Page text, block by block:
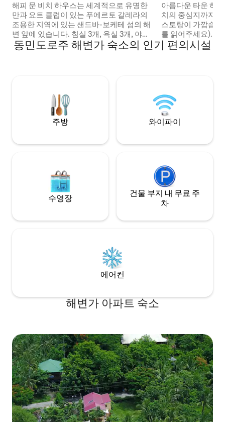
해피 문 비치 하우스는 세계적으로 유명한
만과 요트 클럽이 있는 푸에르토 갈레라의
조용한 지역에 있는 샌드바-보케테 섬의 해
변 앞에 있습니다. 침실 3개, 욕실 3개, 야외
화장실과 샤워실, 푸스볼 테이블, 완비된 주
방, 실내 및 야외 식사 공간, 현관 좌석, 바베
니다. 다이브 숍이 인접해 있으며 훌륭한 레
스토랑이 근처에 있습니다.
아름다운 타운 하
치의 중심지까지
스토랑이 가깝습
를 읽어주세요). 저
로 "슈퍼호스트"
처럼 편안한' 환경
되는 베란다는 아
동 선풍기가 구비
동민도로주 해변가 숙소의 인기 편의시설
주방 와이파이
수영장
건물 부지 내 무료 주
차
에어컨
해변가 아파트 숙소